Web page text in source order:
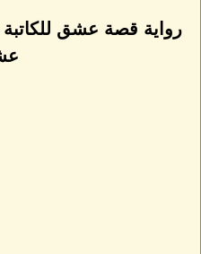
رواية قصة عشق للكاتبة